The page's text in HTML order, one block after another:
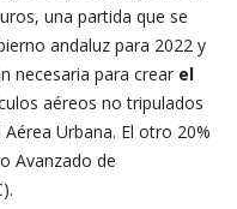
una partida que se
andaluz para 2022 y
necesaria para crear el
aéreos no tripulados
Urbana. El otro 20%
Avanzado de